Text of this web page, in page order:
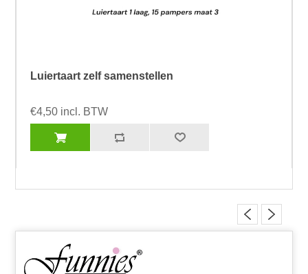
Luiertaart zelf samenstellen
€4,50 incl. BTW